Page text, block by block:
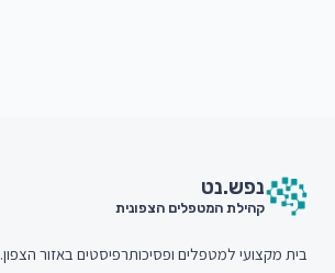
נפש.נט
קהילת המטפלים הצפונית
בית מקצועי למטפלים ופסיכותרפיסטים באזור הצפון.